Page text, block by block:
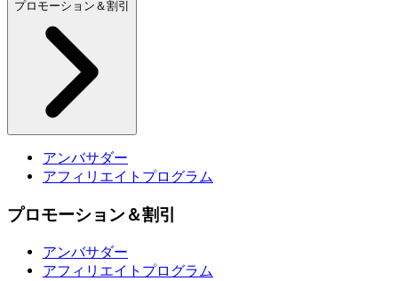
プロモーション＆割引
アンバサダー
アフィリエイトプログラム
プロモーション＆割引
アンバサダー
アフィリエイトプログラム